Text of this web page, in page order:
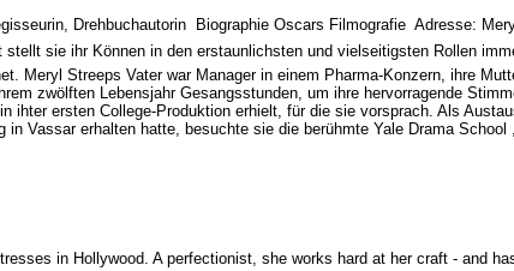
Drehbuchautorin  Biographie Oscars Filmografie  Adresse:
sie ihr Können in den erstaunlichsten und vielseitigsten Rollen
Meryl Streeps Vater war Manager in einem Pharma-Konzern, ihre
zwölften Lebensjahr Gesangsstunden, um ihre hervorragende
ersten College-Produktion erhielt, für die sie vorsprach. Als
Vassar erhalten hatte, besuchte sie die berühmte Yale Drama
in Hollywood. A perfectionist, she works hard at her craft - and